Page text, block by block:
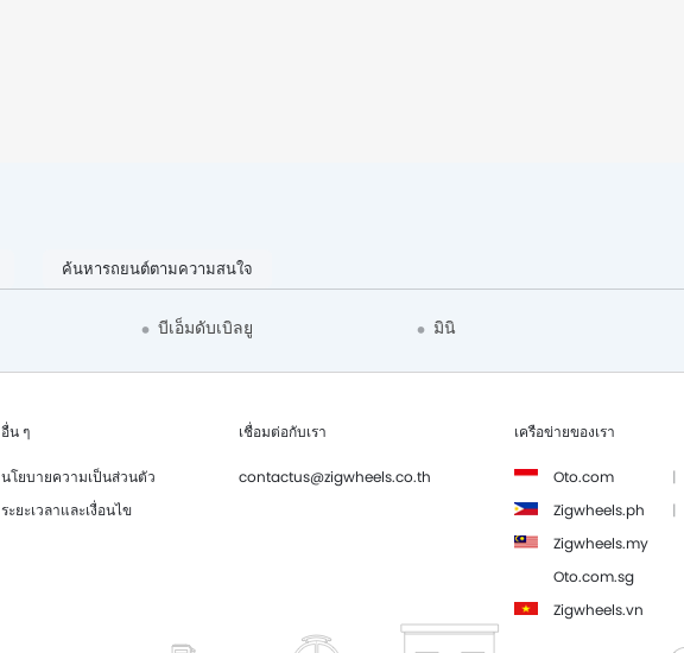
ค้นหารถยนต์ตามความสนใจ
บีเอ็มดับเบิลยู มินิ
อื่น ๆ
นโยบายความเป็นส่วนตัว
ระยะเวลาและเงื่อนไข
เชื่อมต่อกับเรา
contactus@zigwheels.co.th
เครือข่ายของเรา
Oto.com
Zigwheels.ph
Zigwheels.my
Oto.com.sg
Zigwheels.vn